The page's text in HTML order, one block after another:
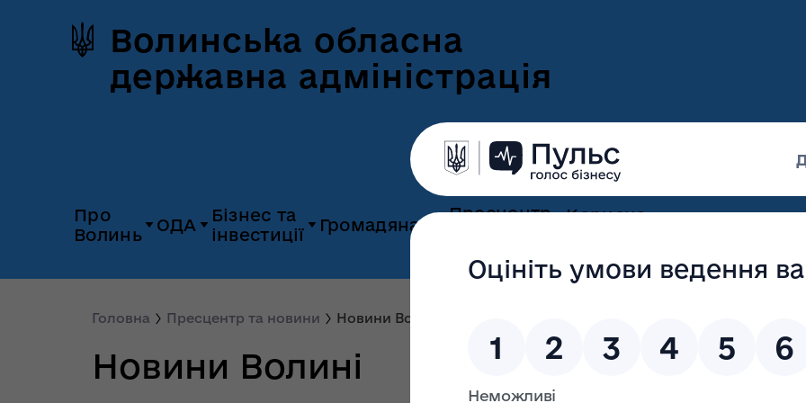
Волинська обласна
державна адміністрація
Про
Волинь
Герб та прапор
Історія Волині
Природні ресурси
ОДА
Органи влади
Апарат
Діяльність
Бізнес та
інвестиції
Дія.Бізнес
Платформа
UNITED 24
Громадянам
Відкриті дані
Доступ до
публічної
Пресцентр
Оголошення
Фотогалерея
Відеогалерея
Корисна
Інформація для
е-Ветеран
Інформація для
ВПО
Подати е-
Головна Пресцентр та новини Новини Волині
Новини Волині